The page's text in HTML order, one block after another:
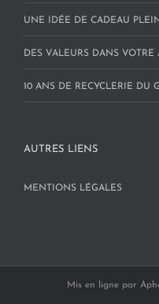
UNE IDÉE DE CADEAU
DES VALEURS DANS
10 ANS DE RECYCLERIE DU
AUTRES LIENS
MENTIONS LÉGALES
Mis en ligne par